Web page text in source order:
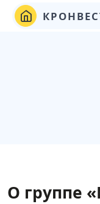
О группе